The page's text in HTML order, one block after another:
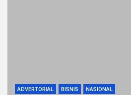
ADVERTORIAL BISNIS NASIONAL